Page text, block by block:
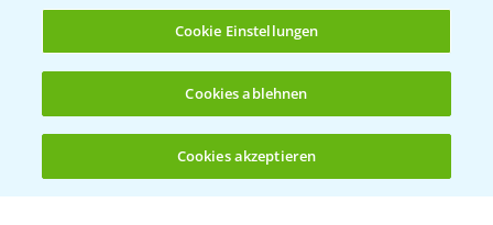
(noch 4)
Allgemeine Nutzungsbedingungen
Datenschutzerklärung
Cookie Einstellungen
Cookies ablehnen
Cookies akzeptieren